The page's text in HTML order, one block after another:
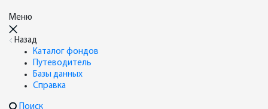
Меню
Назад
Каталог фондов
Путеводитель
Базы данных
Справка
Поиск